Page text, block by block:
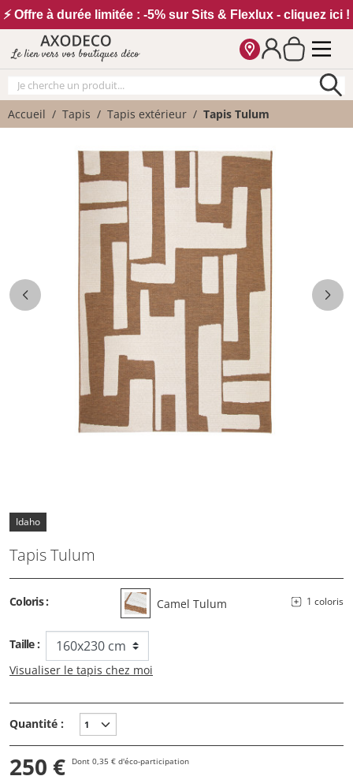
⚡ Offre à durée limitée : -5% sur Sits & Flexlux - cliquez ici !
Le lien vers vos boutiques déco
Accueil Tapis Tapis extérieur Tapis Tulum
Idaho
Tapis Tulum
Coloris : Camel Tulum 1 coloris
Taille :
Visualiser le tapis chez moi
Quantité :
250 € Dont 0,35 € d'éco-participation
Vos paramètres cookies